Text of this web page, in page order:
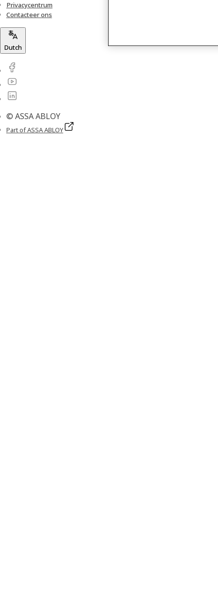
Privacycentrum
Contacteer ons
Dutch
© ASSA ABLOY
Part of ASSA ABLOY